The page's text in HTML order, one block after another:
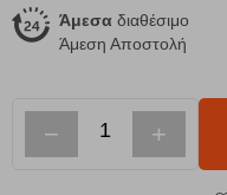
Άμεσα διαθέσιμο
Άμεση Αποστολή
− +